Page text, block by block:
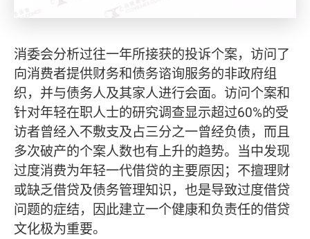
消委会分析过往一年所接获的投诉个案，访问了
向消费者提供财务和债务谘询服务的非政府组
织，并与债务人及其家人进行会面。访问个案和
针对年轻在职人士的研究调查显示超过60%的受
访者曾经入不敷支及占三分之一曾经负债，而且
多次破产的个案人数也有上升的趋势。当中发现
过度消费为年轻一代借贷的主要原因；不擅理财
或缺乏借贷及债务管理知识，也是导致过度借贷
问题的症结，因此建立一个健康和负责任的借贷
文化极为重要。